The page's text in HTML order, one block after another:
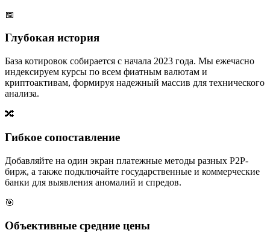
📅
Глубокая история
База котировок собирается с начала 2023 года. Мы ежечасно
индексируем курсы по всем фиатным валютам и
криптоактивам, формируя надежный массив для технического
анализа.
🔀
Гибкое сопоставление
Добавляйте на один экран платежные методы разных P2P-
бирж, а также подключайте государственные и коммерческие
банки для выявления аномалий и спредов.
🎯
Объективные средние цены